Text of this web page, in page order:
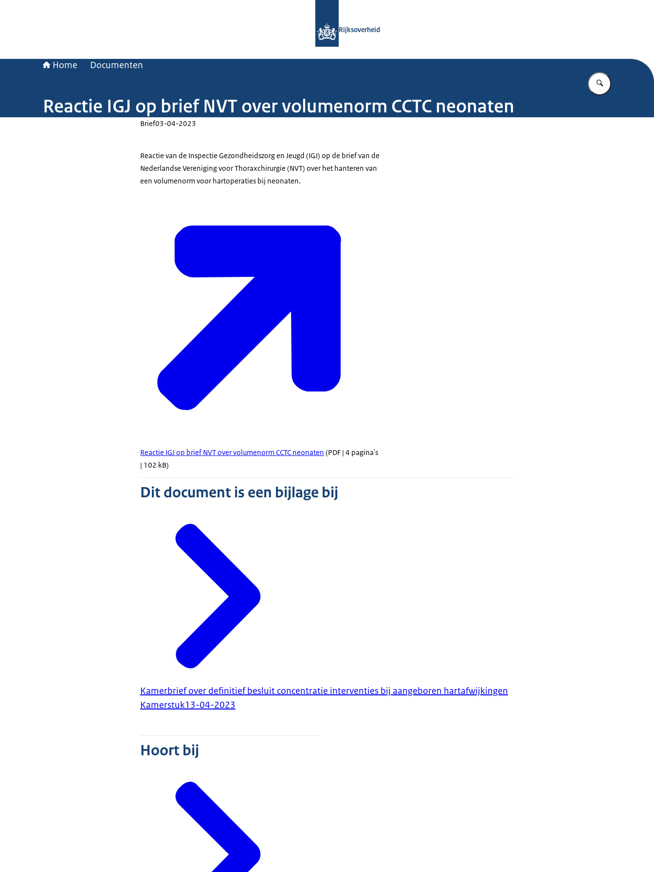
Rijksoverheid
Home Documenten
Vul in wat u
Reactie IGJ op brief NVT over volumenorm CCTC neonaten
Brief03-04-2023
Reactie van de Inspectie Gezondheidszorg en Jeugd (IGJ) op de brief van de
Nederlandse Vereniging voor Thoraxchirurgie (NVT) over het hanteren van
een volumenorm voor hartoperaties bij neonaten.
Reactie IGJ op brief NVT over volumenorm CCTC neonaten (PDF | 4 pagina's
| 102 kB)
Dit document is een bijlage bij
Kamerbrief over definitief besluit concentratie interventies bij aangeboren hartafwijkingen
Kamerstuk13-04-2023
Hoort bij